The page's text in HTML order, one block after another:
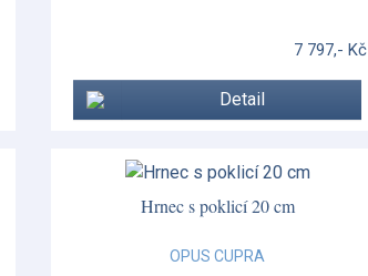
7 797,- Kč
Detail
Hrnec s poklicí 20 cm
OPUS CUPRA